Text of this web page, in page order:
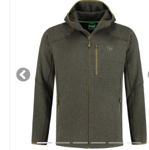
Charcoal
XXXL
Previous